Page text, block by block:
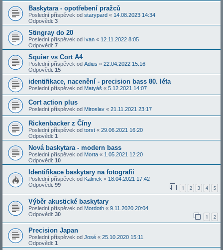
Baskytara - opotřebení pražců
Poslední příspěvek od starypard « 14.08.2023 14:34
Odpovědi: 3
Stingray do 20
Poslední příspěvek od Ivan « 12.11.2022 8:05
Odpovědi: 7
Squier vs Cort A4
Poslední příspěvek od Adius « 22.04.2022 15:16
Odpovědi: 15
identifikace, nacenění - precision bass 80. léta
Poslední příspěvek od Matyáš « 5.12.2021 14:07
Cort action plus
Poslední příspěvek od Miroslav « 21.11.2021 23:17
Rickenbacker z Číny
Poslední příspěvek od torst « 29.06.2021 16:20
Odpovědi: 1
Nová baskytara - modern bass
Poslední příspěvek od Morta « 1.05.2021 12:20
Odpovědi: 10
Identifikace baskytary na fotografii
Poslední příspěvek od Kalmek « 18.04.2021 17:42
Odpovědi: 99 1 2 3 4 5
Výběr akustické baskytary
Poslední příspěvek od Mordoth « 9.11.2020 20:04
Odpovědi: 30 1 2
Precision Japan
Poslední příspěvek od José « 25.10.2020 15:11
Odpovědi: 1